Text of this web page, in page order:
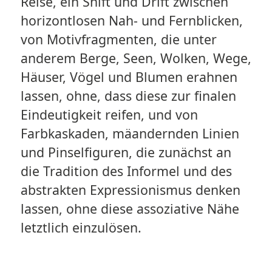
horizontlosen Nah- und Fernblicken,
von Motivfragmenten, die unter
anderem Berge, Seen, Wolken, Wege,
Häuser, Vögel und Blumen erahnen
lassen, ohne, dass diese zur finalen
Eindeutigkeit reifen, und von
Farbkaskaden, mäandernden Linien
und Pinselfiguren, die zunächst an
die Tradition des Informel und des
abstrakten Expressionismus denken
lassen, ohne diese assoziative Nähe
letztlich einzulösen.